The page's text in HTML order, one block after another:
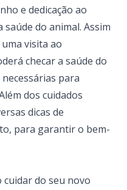
e dedicação ao
do animal. Assim
visita ao
checar a saúde do
para
dos cuidados
dicas de
para garantir o bem-
cuidar do seu novo